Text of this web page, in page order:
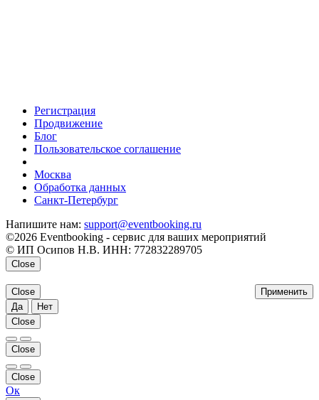
Регистрация
Продвижение
Блог
Пользовательское соглашение
Москва
Обработка данных
Санкт-Петербург
Напишите нам: support@eventbooking.ru
©2026 Eventbooking - сервис для ваших мероприятий
© ИП Осипов Н.В. ИНН: 772832289705
Close
Применить
Close
Да
Нет
Close
Close
Close
Ок